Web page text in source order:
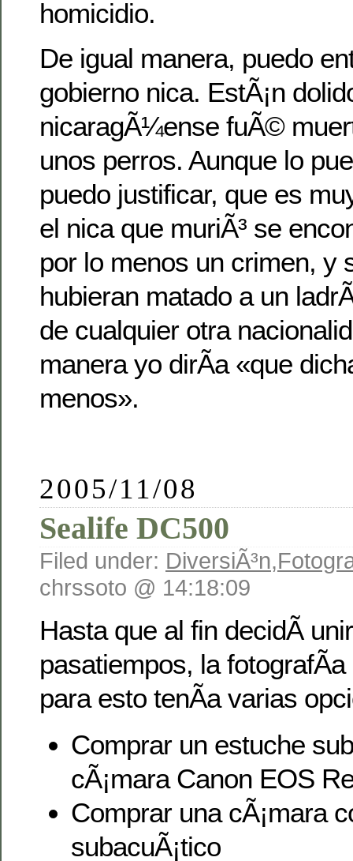
homicidio.
De igual manera, puedo
gobierno nica. EstÃ¡n
nicaragÃ¼ense fuÃ©
unos perros. Aunque lo
puedo justificar, que es
el nica que muriÃ³ se
por lo menos un crimen, y
hubieran matado a un
de cualquier otra
manera yo dirÃ­a «que
menos».
2005/11/08
Sealife DC500
Filed under: DiversiÃ³n,
chrssoto @ 14:18:09
Hasta que al fin decidÃ­
pasatiempos, la
para esto tenÃ­a varias
Comprar un estuche
cÃ¡mara Canon EOS
Comprar una cÃ¡mara
subacuÃ¡tico